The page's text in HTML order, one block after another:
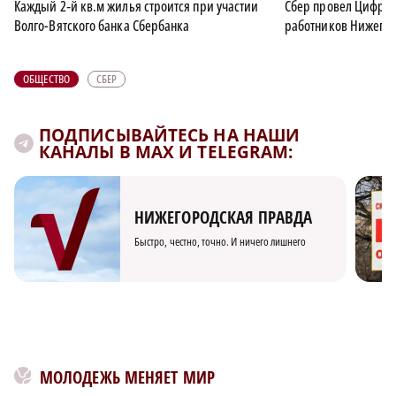
Каждый 2‑й кв.м жилья строится при участии
Волго-Вятского банка Сбербанка
Сбер провел
работников
ОБЩЕСТВО СБЕР
ПОДПИСЫВАЙТЕСЬ НА НАШИ
КАНАЛЫ В MAX И TELEGRAM:
НИЖЕГОРОДСКАЯ ПРАВДА
Быстро, честно, точно. И ничего лишнего
МОЛОДЕЖЬ МЕНЯЕТ МИР